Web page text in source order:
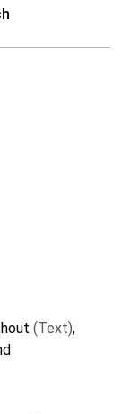
(Text),